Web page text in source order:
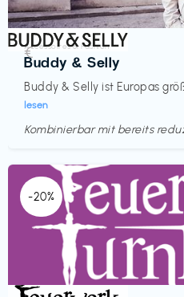
Accessoires & Fashion
Buddy & Selly
Buddy & Selly ist Europas
lesen
€‎
Kombinierbar mit bereits
-20%